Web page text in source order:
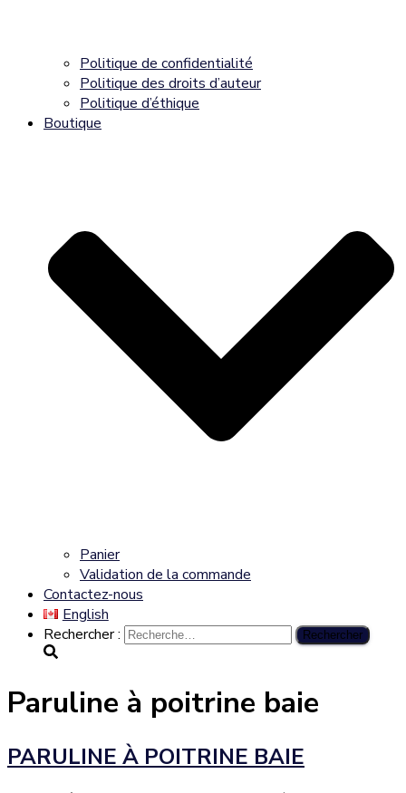
Politique de confidentialité
Politique des droits d’auteur
Politique d’éthique
Boutique
Panier
Validation de la commande
Contactez-nous
English
Rechercher :
Paruline à poitrine baie
PARULINE À POITRINE BAIE